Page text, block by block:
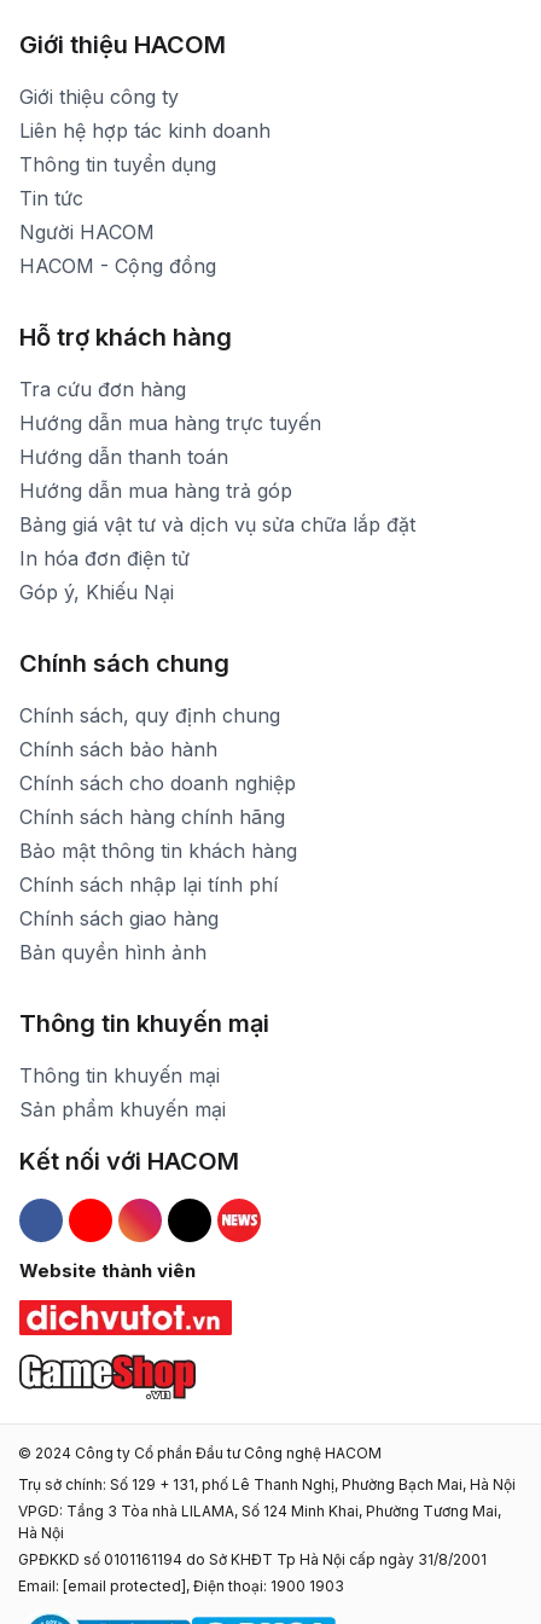
Thời gian mở cửa: Từ 8h30-19h hàng ngày
Xem bản đồ đường đi
1900 1903 (máy lẻ 159) -(028)73000322
1900 1903 (máy lẻ 160)
[email protected]
Thời gian mở cửa: Từ 8h30-20h hàng ngày
Giới thiệu HACOM
Giới thiệu công ty
Liên hệ hợp tác kinh doanh
Thông tin tuyển dụng
Tin tức
Người HACOM
HACOM - Cộng đồng
Hỗ trợ khách hàng
Tra cứu đơn hàng
Hướng dẫn mua hàng trực tuyến
Hướng dẫn thanh toán
Hướng dẫn mua hàng trả góp
Bảng giá vật tư và dịch vụ sửa chữa lắp đặt
In hóa đơn điện tử
Góp ý, Khiếu Nại
Chính sách chung
Chính sách, quy định chung
Chính sách bảo hành
Chính sách cho doanh nghiệp
Chính sách hàng chính hãng
Bảo mật thông tin khách hàng
Chính sách nhập lại tính phí
Chính sách giao hàng
Bản quyền hình ảnh
Thông tin khuyến mại
Thông tin khuyến mại
Sản phẩm khuyến mại
Kết nối với HACOM
Hacom Facebook
Hacom YouTube
Hacom Instagram
Hacom TikTok
Website thành viên
© 2024 Công ty Cổ phần Đầu tư Công nghệ HACOM
Trụ sở chính: Số 129 + 131, phố Lê Thanh Nghị, Phường Bạch Mai, Hà Nội
VPGD: Tầng 3 Tòa nhà LILAMA, Số 124 Minh Khai, Phường Tương Mai,
Hà Nội
GPĐKKD số 0101161194 do Sở KHĐT Tp Hà Nội cấp ngày 31/8/2001
Email: [email protected] , Điện thoại: 1900 1903